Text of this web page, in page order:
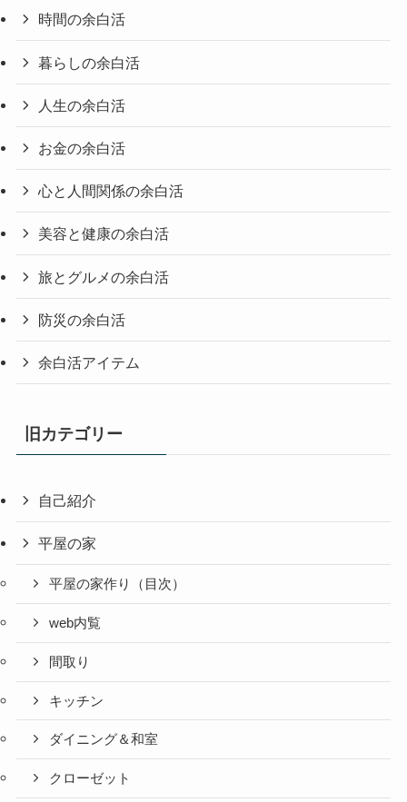
時間の余白活
暮らしの余白活
人生の余白活
お金の余白活
心と人間関係の余白活
美容と健康の余白活
旅とグルメの余白活
防災の余白活
余白活アイテム
旧カテゴリー
自己紹介
平屋の家
平屋の家作り（目次）
web内覧
間取り
キッチン
ダイニング＆和室
クローゼット